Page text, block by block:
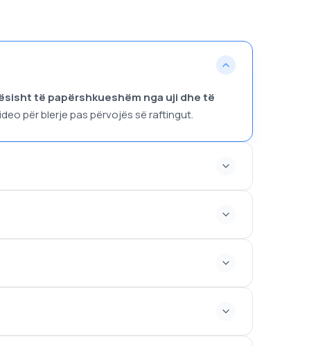
të papërshkueshëm nga uji dhe të
për blerje pas përvojës së raftingut.